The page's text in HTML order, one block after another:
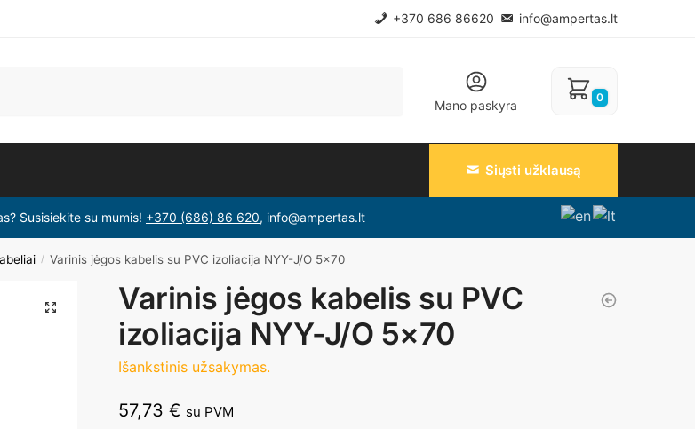
+370 686 86620 info@ampertas.lt
Mano paskyra
0
Siųsti užklausą
Susisiekite su mumis! +370 (686) 86 620, info@ampertas.lt
/ Varinis jėgos kabelis su PVC izoliacija NYY-J/O 5×70
🔍
Varinis jėgos kabelis su PVC
izoliacija NYY-J/O 5×70
Išankstinis užsakymas.
57,73€ su PVM